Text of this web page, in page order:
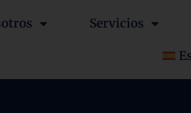
Servicios